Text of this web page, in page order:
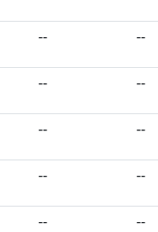
-- --
-- --
-- --
-- --
-- --